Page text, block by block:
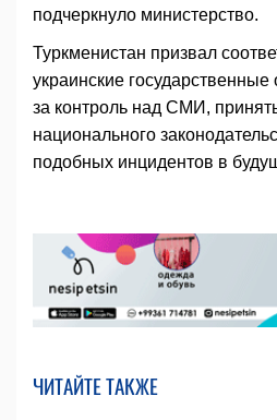
подчеркнуло министерство.
Туркменистан призвал
украинские
за контроль над СМИ,
национального
подобных инцидентов в
ЧИТАЙТЕ ТАКЖЕ